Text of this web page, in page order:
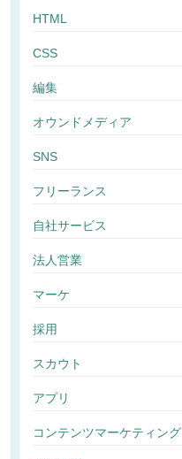
HTML
CSS
編集
オウンドメディア
SNS
フリーランス
自社サービス
法人営業
マーケ
採用
スカウト
アプリ
コンテンツマーケティング